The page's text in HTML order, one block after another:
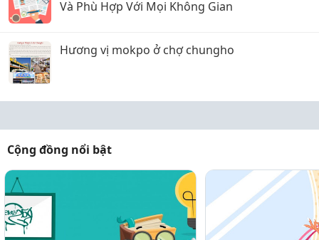
Và Phù Hợp Với Mọi Không Gian
Hương vị mokpo ở chợ chungho
Cộng đồng nổi bật